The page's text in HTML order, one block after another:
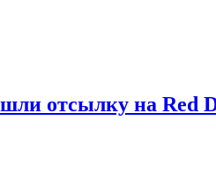
отсылку на Red